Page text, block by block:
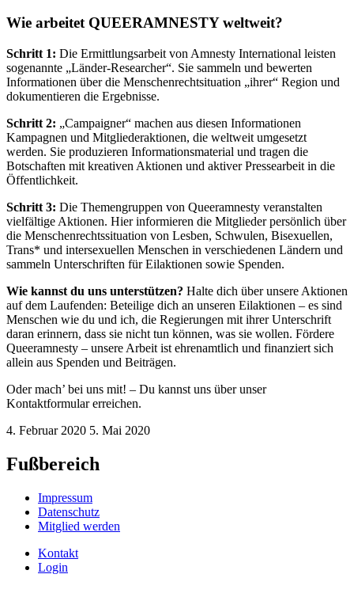
Wie arbeitet QUEERAMNESTY weltweit?
Schritt 1: Die Ermittlungsarbeit von Amnesty International leisten
sogenannte „Länder-Researcher“. Sie sammeln und bewerten
Informationen über die Menschenrechtsituation „ihrer“ Region und
dokumentieren die Ergebnisse.
Schritt 2: „Campaigner“ machen aus diesen Informationen
Kampagnen und Mitgliederaktionen, die weltweit umgesetzt
werden. Sie produzieren Informationsmaterial und tragen die
Botschaften mit kreativen Aktionen und aktiver Pressearbeit in die
Öffentlichkeit.
Schritt 3: Die Themengruppen von Queeramnesty veranstalten
vielfältige Aktionen. Hier informieren die Mitglieder persönlich über
die Menschenrechtssituation von Lesben, Schwulen, Bisexuellen,
Trans* und intersexuellen Menschen in verschiedenen Ländern und
sammeln Unterschriften für Eilaktionen sowie Spenden.
Wie kannst du uns unterstützen? Halte dich über unsere Aktionen
auf dem Laufenden: Beteilige dich an unseren Eilaktionen – es sind
Menschen wie du und ich, die Regierungen mit ihrer Unterschrift
daran erinnern, dass sie nicht tun können, was sie wollen. Fördere
Queeramnesty – unsere Arbeit ist ehrenamtlich und finanziert sich
allein aus Spenden und Beiträgen.
Oder mach’ bei uns mit! – Du kannst uns über unser
Kontaktformular erreichen.
4. Februar 2020 5. Mai 2020
Fußbereich
Impressum
Datenschutz
Mitglied werden
Kontakt
Login